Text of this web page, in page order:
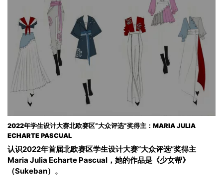
2022年学生设计大赛北欧赛区“大众评选”奖得主：MARIA JULIA
ECHARTE PASCUAL
认识2022年首届北欧赛区学生设计大赛“大众评选”奖得主
Maria Julia Echarte Pascual，她的作品是《少女帮》
（Sukeban）。